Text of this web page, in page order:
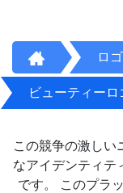
ロ
ビューティーロ
この競争の激しい
なアイデンティテ
です。 このプラ